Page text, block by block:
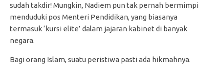
sudah takdir! Mungkin, Nadiem pun tak pernah bermimpi
menduduki pos Menteri Pendidikan, yang biasanya
termasuk ‘kursi elite’ dalam jajaran kabinet di banyak
negara.
Bagi orang Islam, suatu peristiwa pasti ada hikmahnya.